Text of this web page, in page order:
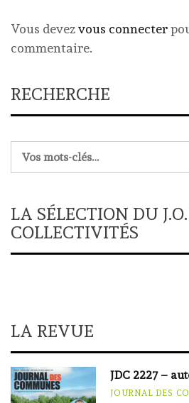
Vous devezvous connecter
commentaire.
RECHERCHE
LA SÉLECTION DU
COLLECTIVITÉS
LA REVUE
JDC 2227 –
JOURNAL DES